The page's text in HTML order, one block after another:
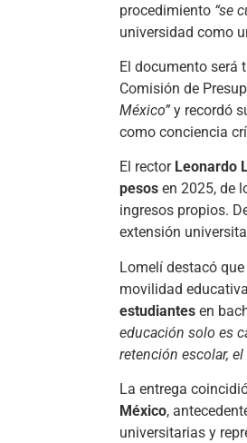
procedimiento “se
universidad como
El documento será
Comisión de
México” y recordó
como conciencia
El rector Leonardo
pesos en 2025, de
ingresos propios.
extensión
Lomelí destacó
movilidad
estudiantes en
educación solo es
retención escolar,
La entrega
México,
universitarias y